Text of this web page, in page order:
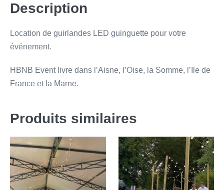
Description
Location de guirlandes LED guinguette pour votre
événement.
HBNB Event livre dans l’Aisne, l’Oise, la Somme, l’Ile de
France et la Marne.
Produits similaires